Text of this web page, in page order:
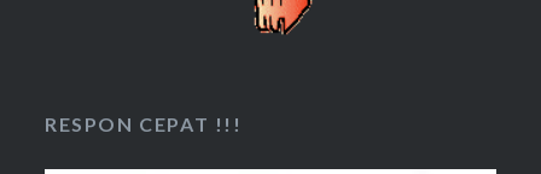
RESPON CEPAT !!!